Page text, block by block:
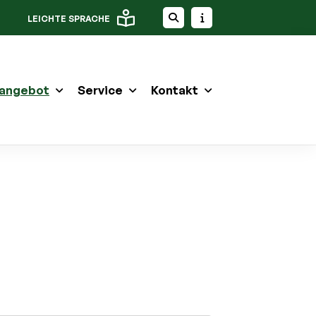
LEICHTE SPRACHE
Service Kontakt